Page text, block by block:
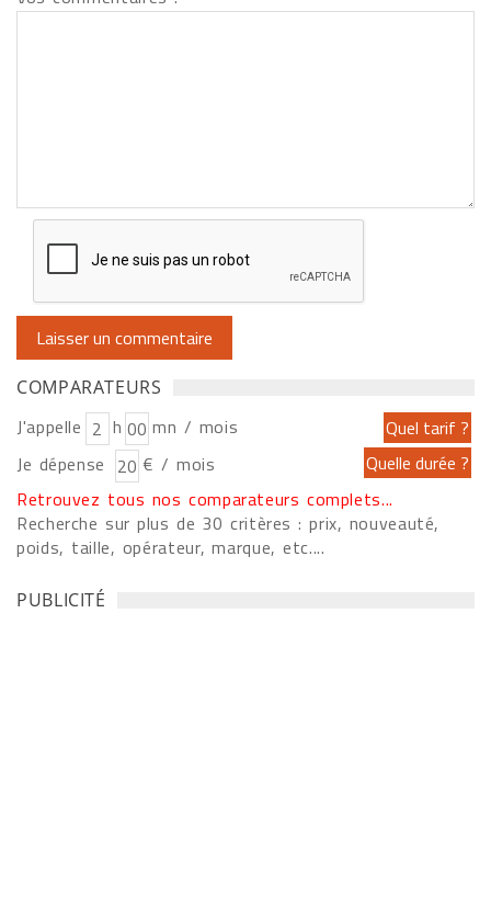
COMPARATEURS
J'appelle h
mn / mois
Je dépense
€ / mois
Retrouvez tous nos comparateurs complets...
Recherche sur plus de 30 critères : prix, nouveauté,
poids, taille, opérateur, marque, etc....
PUBLICITÉ